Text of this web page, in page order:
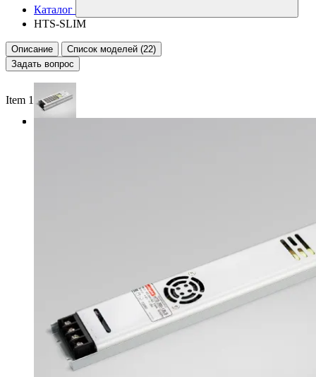
Каталог
HTS-SLIM
Описание
Список моделей (22)
Задать вопрос
Item 1 of 3